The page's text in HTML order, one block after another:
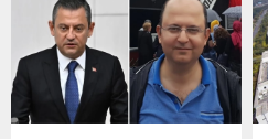
çıkartması bekleniyor.